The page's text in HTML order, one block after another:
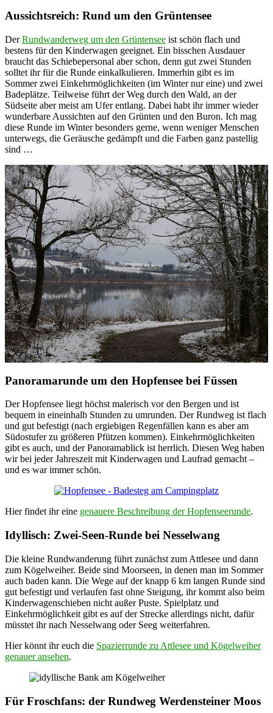
Aussichtsreich: Rund um den Grüntensee
DerRundwanderweg um den Grüntensee ist schön flach und
bestens für den Kinderwagen geeignet. Ein bisschen Ausdauer
braucht das Schiebepersonal aber schon, denn gut zwei Stunden
solltet ihr für die Runde einkalkulieren. Immerhin gibt es im
Sommer zwei Einkehrmöglichkeiten (im Winter nur eine) und zwei
Badeplätze. Teilweise führt der Weg durch den Wald, an der
Südseite aber meist am Ufer entlang. Dabei habt ihr immer wieder
wunderbare Aussichten auf den Grünten und den Buron. Ich mag
diese Runde im Winter besonders gerne, wenn weniger Menschen
unterwegs, die Geräusche gedämpft und die Farben ganz pastellig
sind …
Panoramarunde um den Hopfensee bei Füssen
Der Hopfensee liegt höchst malerisch vor den Bergen und ist
bequem in eineinhalb Stunden zu umrunden. Der Rundweg ist flach
und gut befestigt (nach ergiebigen Regenfällen kann es aber am
Südostufer zu größeren Pfützen kommen). Einkehrmöglichkeiten
gibt es auch, und der Panoramablick ist herrlich. Diesen Weg haben
wir bei jeder Jahreszeit mit Kinderwagen und Laufrad gemacht –
und es war immer schön.
Hier findet ihr eine genauere Beschreibung der Hopfenseerunde.
Idyllisch: Zwei-Seen-Runde bei Nesselwang
Die kleine Rundwanderung führt zunächst zum Attlesee und dann
zum Kögelweiher. Beide sind Moorseen, in denen man im Sommer
auch baden kann. Die Wege auf der knapp 6 km langen Runde sind
gut befestigt und verlaufen fast ohne Steigung, ihr kommt also beim
Kinderwagenschieben nicht außer Puste. Spielplatz und
Einkehrmöglichkeit gibt es auf der Strecke allerdings nicht, dafür
müsstet ihr nach Nesselwang oder Seeg weiterfahren.
Hier könnt ihr euch die Spazierrunde zu Attlesee und Kögelweiher
genauer ansehen.
Für Froschfans: der Rundweg Werdensteiner Moos